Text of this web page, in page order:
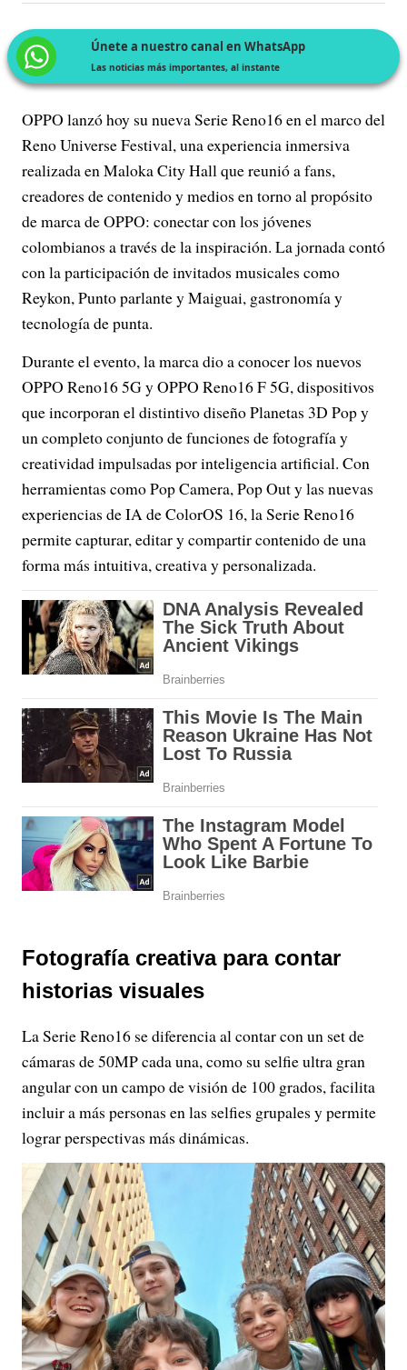
Únete a nuestro canal en WhatsApp
Las noticias más importantes, al instante
OPPO lanzó hoy su nueva Serie Reno16 en el marco del
Reno Universe Festival, una experiencia inmersiva
realizada en Maloka City Hall que reunió a fans,
creadores de contenido y medios en torno al propósito
de marca de OPPO: conectar con los jóvenes
colombianos a través de la inspiración. La jornada contó
con la participación de invitados musicales como
Reykon, Punto parlante y Maiguai, gastronomía y
tecnología de punta.
Durante el evento, la marca dio a conocer los nuevos
OPPO Reno16 5G y OPPO Reno16 F 5G, dispositivos
que incorporan el distintivo diseño Planetas 3D Pop y
un completo conjunto de funciones de fotografía y
creatividad impulsadas por inteligencia artificial. Con
herramientas como Pop Camera, Pop Out y las nuevas
experiencias de IA de ColorOS 16, la Serie Reno16
permite capturar, editar y compartir contenido de una
forma más intuitiva, creativa y personalizada.
Fotografía creativa para contar
historias visuales
La Serie Reno16 se diferencia al contar con un set de
cámaras de 50MP cada una, como su selfie ultra gran
angular con un campo de visión de 100 grados, facilita
incluir a más personas en las selfies grupales y permite
lograr perspectivas más dinámicas.